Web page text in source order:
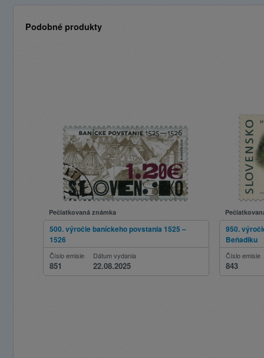
Podobné produkty
Pečiatkovaná známka
500. výročie baníckeho povstania 1525 –
1526
Číslo emisie
851
Dátum vydania
22.08.2025
950.
Beňadiku
Číslo emisie
843